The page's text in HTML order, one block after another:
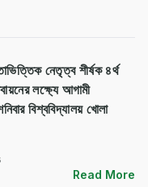
নেতৃত্ব শীর্ষক ৪র্থ
লক্ষ্যে আগামী
বিশ্ববিদ্যালয় খোলা
Read More